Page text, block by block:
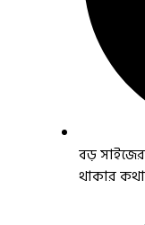
বড় সাইজের
থাকার কথা